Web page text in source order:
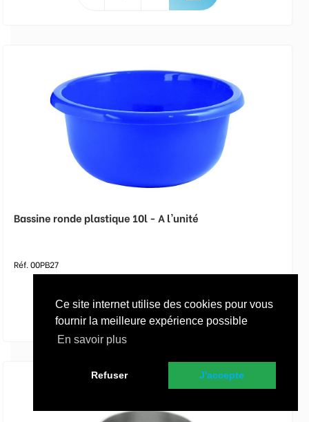
Ce site internet utilise des cookies pour vous
fournir la meilleure expérience possible
En savoir plus
Refuser J'accepte
Bassine ronde plastique 10l - A l'unité
Réf. 00PB27